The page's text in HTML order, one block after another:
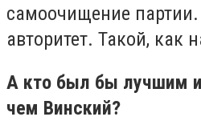
самоочищение партии.
авторитет. Такой, как
А кто был бы лучшим
чем Винский?